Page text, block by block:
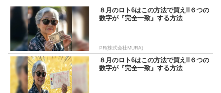
８月のロト6はこの方法で買え!!６つの
数字が『完全一致』する方法
PR(株式会社MURA)
８月のロト6はこの方法で買え!!６つの
数字が『完全一致』する方法